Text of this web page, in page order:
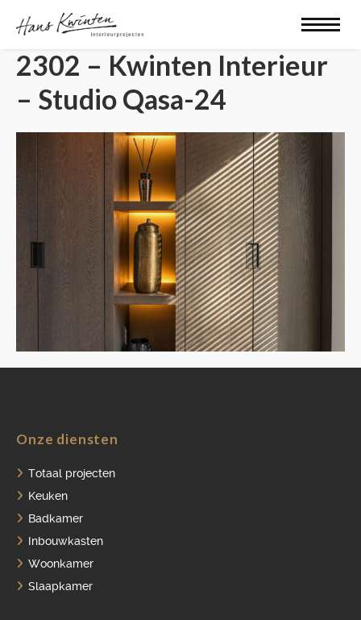
2302 – Kwinten Interieur
– Studio Qasa-24
Onze diensten
Totaal projecten
Keuken
Badkamer
Inbouwkasten
Woonkamer
SlaapkamerONDERHOUDSPRODUCTEN